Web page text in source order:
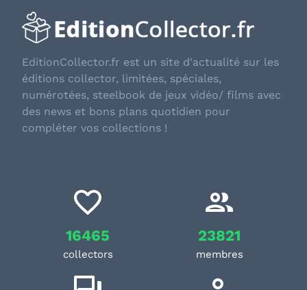
EditionCollector.fr est un site d'actualité sur les
éditions collector, limitées, spéciales,
numérotées, steelbook de jeux vidéo/ films avec
des news et bons plans quotidien pour
compléter vos collections !
16465
collectors
23821
membres